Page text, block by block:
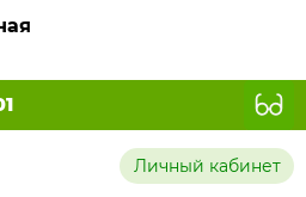
Личный кабинет